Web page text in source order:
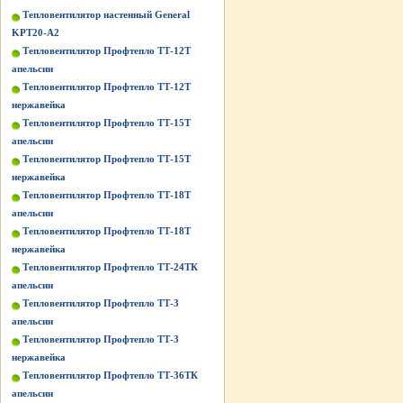
Тепловентилятор настенный General
KPT20-A2
Тепловентилятор Профтепло ТТ-12Т
апельсин
Тепловентилятор Профтепло ТТ-12Т
нержавейка
Тепловентилятор Профтепло ТТ-15Т
апельсин
Тепловентилятор Профтепло ТТ-15Т
нержавейка
Тепловентилятор Профтепло ТТ-18Т
апельсин
Тепловентилятор Профтепло ТТ-18Т
нержавейка
Тепловентилятор Профтепло ТТ-24ТК
апельсин
Тепловентилятор Профтепло ТТ-3
апельсин
Тепловентилятор Профтепло ТТ-3
нержавейка
Тепловентилятор Профтепло ТТ-36ТК
апельсин